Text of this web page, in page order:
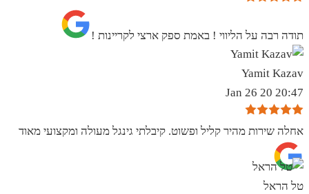
תודה רבה על הליווי ! באמת ספק ארצי לקריינות !
Yamit Kazav
20:47 20 Jan 26
אחלה שירות מהיר קליל ופשוט. קיבלתי גינגל מעולה ומקצועי מאוד
טל הראל